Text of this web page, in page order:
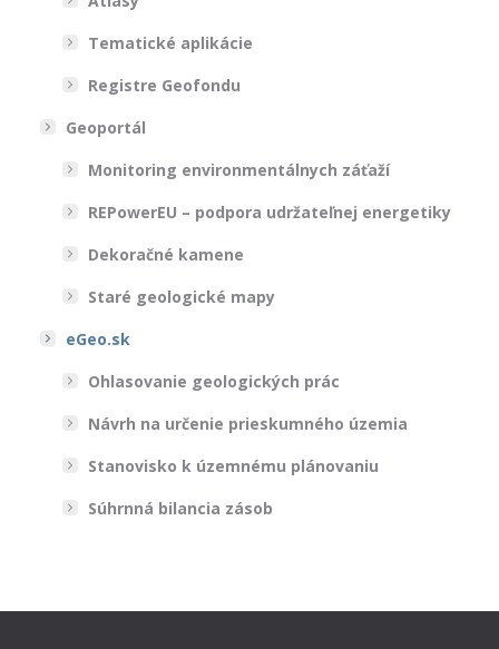
Tematické aplikácie
Registre Geofondu
Geoportál
Monitoring environmentálnych záťaží
REPowerEU – podpora udržateľnej energetiky
Dekoračné kamene
Staré geologické mapy
eGeo.sk
Ohlasovanie geologických prác
Návrh na určenie prieskumného územia
Stanovisko k územnému plánovaniu
Súhrnná bilancia zásob